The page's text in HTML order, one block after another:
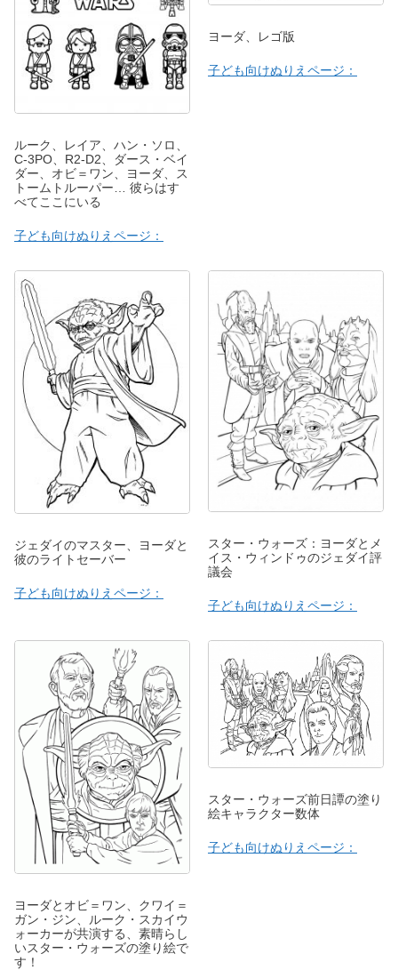
ルーク、レイア、ハン・ソロ、
C-3PO、R2-D2、ダース・ベイ
ダー、オビ＝ワン、ヨーダ、ス
トームトルーパー… 彼らはす
べてここにいる
子ども向けぬりえページ：
ヨーダ、レゴ版
子ども向けぬりえページ：
ジェダイのマスター、ヨーダと
彼のライトセーバー
子ども向けぬりえページ：
スター・ウォーズ：ヨーダとメ
イス・ウィンドゥのジェダイ評
議会
子ども向けぬりえページ：
ヨーダとオビ＝ワン、クワイ＝
ガン・ジン、ルーク・スカイウ
ォーカーが共演する、素晴らし
いスター・ウォーズの塗り絵で
す！
スター・ウォーズ前日譚の塗り
絵キャラクター数体
子ども向けぬりえページ：